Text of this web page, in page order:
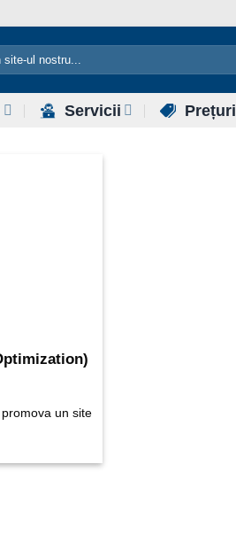
Servicii Prețuri
un site